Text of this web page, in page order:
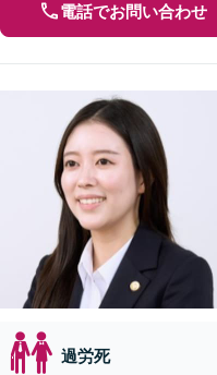
電話でお問い合わせ
過労死